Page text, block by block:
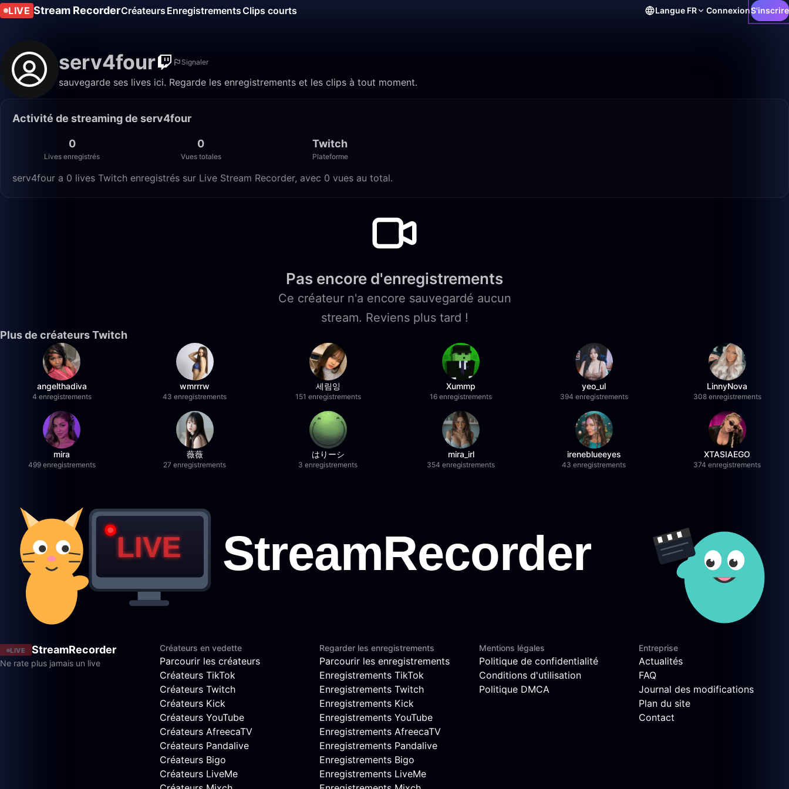
LIVE Stream RecorderCréateurs EnregistrementsClips courts Langue FR ConnexionS'inscrire
serv4four Signaler
sauvegarde ses lives ici. Regarde les enregistrements et les clips à tout moment.
Activité de streaming de serv4four
0
Lives enregistrés
0
Vues totales
Twitch
Plateforme
serv4four a 0 lives Twitch enregistrés sur Live Stream Recorder, avec 0 vues au total.
Pas encore d'enregistrements
Ce créateur n'a encore sauvegardé aucun
stream. Reviens plus tard !
Plus de créateurs Twitch
angelthadiva
4 enregistrements
wmrrrw
43 enregistrements
세림잉
151 enregistrements
Xummp
16 enregistrements
yeo_ul
394 enregistrements
LinnyNova
308 enregistrements
mira
499 enregistrements
薇薇
27 enregistrements
はりーシ
3 enregistrements
mira_irl
354 enregistrements
ireneblueeyes
43 enregistrements
XTASIAEGO
374 enregistrements
LIVE StreamRecorder
Ne rate plus jamais un live
Créateurs en vedette
Parcourir les créateurs
Créateurs TikTok
Créateurs Twitch
Créateurs Kick
Créateurs YouTube
Créateurs AfreecaTV
Créateurs Pandalive
Créateurs Bigo
Créateurs LiveMe
Regarder les enregistrements
Parcourir les enregistrements
Enregistrements TikTok
Enregistrements Twitch
Enregistrements Kick
Enregistrements YouTube
Enregistrements AfreecaTV
Enregistrements Pandalive
Enregistrements Bigo
Enregistrements LiveMe
Mentions légales
Politique de confidentialité
Conditions d'utilisation
Politique DMCA
Entreprise
Actualités
FAQ
Journal des modifications
Plan du site
Contact